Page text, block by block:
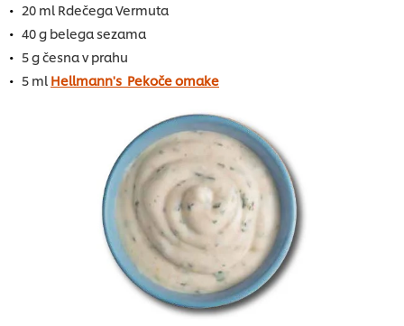
20 ml Rdečega Vermuta
40 g belega sezama
5 g česna v prahu
5 ml Hellmann's Pekoče omake